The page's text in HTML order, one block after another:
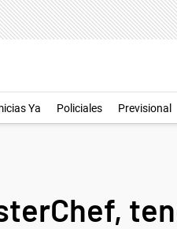
Ya Policiales Previsional